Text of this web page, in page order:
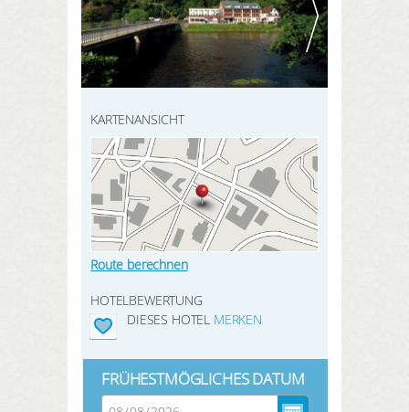
HIER REGISTRIEREN
ANMELDEN
SUCHEN
KARTENANSICHT
Route berechnen
HOTELBEWERTUNG
DIESES HOTEL MERKEN
FRÜHESTMÖGLICHES DATUM